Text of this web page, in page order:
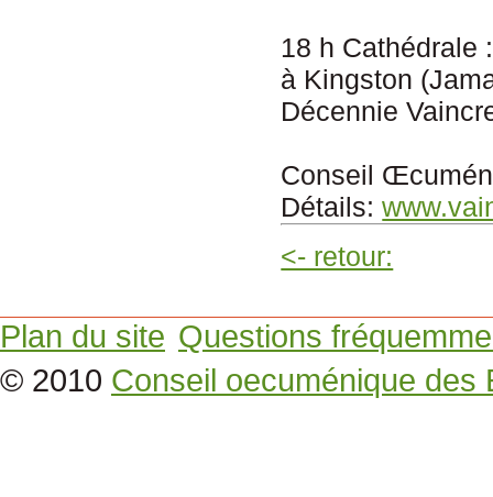
18 h
à Kingston
Décennie
Conseil
Détails:
<- retour:
Plan du site Questions
© 2010 Conseil oecuménique des